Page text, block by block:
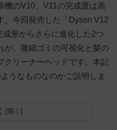
機のV10、V11の完成度は高
。今回発売した「Dyson V12
形からさらに進化した2つ
が、微細ゴミの可視化と髪の
クリーナーヘッドです。本記
うなものなのかご説明しま